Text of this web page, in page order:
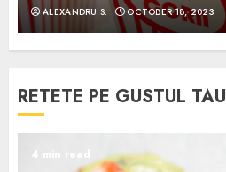
ALEXANDRU S. OCTOBER 18, 2023
RETETE PE GUSTUL TAU
4 min read